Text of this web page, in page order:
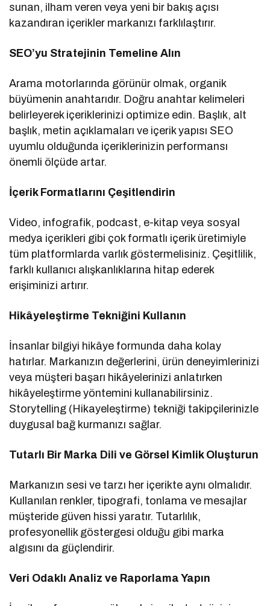
sunan, ilham veren veya yeni bir bakış açısı
kazandıran içerikler markanızı farklılaştırır.
SEO’yu Stratejinin Temeline Alın
Arama motorlarında görünür olmak, organik
büyümenin anahtarıdır. Doğru anahtar kelimeleri
belirleyerek içeriklerinizi optimize edin. Başlık, alt
başlık, metin açıklamaları ve içerik yapısı SEO
uyumlu olduğunda içeriklerinizin performansı
önemli ölçüde artar.
İçerik Formatlarını Çeşitlendirin
Video, infografik, podcast, e-kitap veya sosyal
medya içerikleri gibi çok formatlı içerik üretimiyle
tüm platformlarda varlık göstermelisiniz. Çeşitlilik,
farklı kullanıcı alışkanlıklarına hitap ederek
erişiminizi artırır.
Hikâyeleştirme Tekniğini Kullanın
İnsanlar bilgiyi hikâye formunda daha kolay
hatırlar. Markanızın değerlerini, ürün deneyimlerinizi
veya müşteri başarı hikâyelerinizi anlatırken
hikâyeleştirme yöntemini kullanabilirsiniz.
Storytelling (Hikayeleştirme) tekniği takipçilerinizle
duygusal bağ kurmanızı sağlar.
Tutarlı Bir Marka Dili ve Görsel Kimlik Oluşturun
Markanızın sesi ve tarzı her içerikte aynı olmalıdır.
Kullanılan renkler, tipografi, tonlama ve mesajlar
müşteride güven hissi yaratır. Tutarlılık,
profesyonellik göstergesi olduğu gibi marka
algısını da güçlendirir.
Veri Odaklı Analiz ve Raporlama Yapın